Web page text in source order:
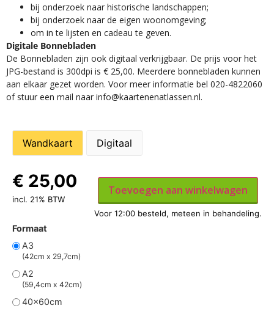
​bij onderzoek naar historische landschappen;
bij onderzoek naar de eigen woonomgeving;
om in te lijsten en cadeau te geven.
Digitale Bonnebladen
De Bonnebladen zijn ook digitaal verkrijgbaar. De prijs voor het
JPG-bestand is 300dpi is € 25,00. Meerdere bonnebladen kunnen
aan elkaar gezet worden. Voor meer informatie bel 020-4822060
of stuur een mail naar info@kaartenenatlassen.nl.
Wandkaart Digitaal
Formaat
A3
(42cm x 29,7cm)
A2
(59,4cm x 42cm)
40x60cm
€ 25,00
incl. 21% BTW
Toevoegen aan winkelwagen